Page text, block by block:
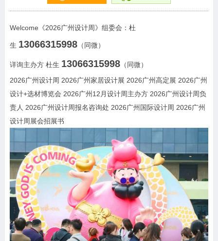
Welcome《2026广州设计周》 组委会：杜
生 13066315998 （同微）
详询主办方 杜生 13066315998 （同微）
2026广州设计周 2026广州家居设计展 2026广州高定展 2026广州
设计+选材博览会 2026广州12月设计周主办方 2026广州设计周负
责人 2026广州设计周报名咨询处 2026广州国际设计周 2026广州
设计周展会招展书